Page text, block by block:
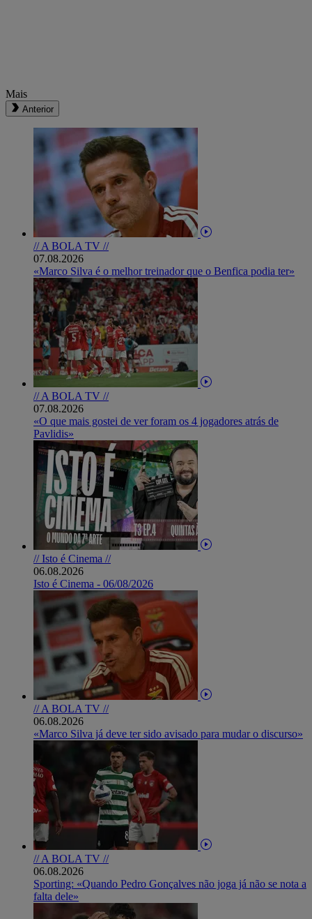
Mais
Anterior
// A BOLA TV //
07.08.2026
«Marco Silva é o melhor treinador que o Benfica podia ter»
// A BOLA TV //
07.08.2026
«O que mais gostei de ver foram os 4 jogadores atrás de
Pavlidis»
// Isto é Cinema //
06.08.2026
Isto é Cinema - 06/08/2026
// A BOLA TV //
06.08.2026
«Marco Silva já deve ter sido avisado para mudar o discurso»
// A BOLA TV //
06.08.2026
Sporting: «Quando Pedro Gonçalves não joga já não se nota a
falta dele»